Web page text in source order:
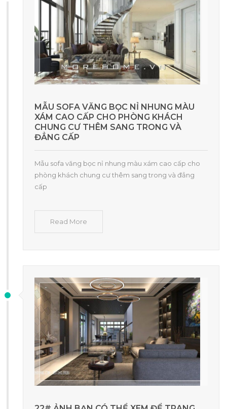
MẪU SOFA VĂNG BỌC NỈ NHUNG MÀU
XÁM CAO CẤP CHO PHÒNG KHÁCH
CHUNG CƯ THÊM SANG TRONG VÀ
ĐẲNG CẤP
Mẫu sofa văng bọc nỉ nhung màu xám cao cấp cho
phòng khách chung cư thêm sang trong và đẳng
cấp
Read More